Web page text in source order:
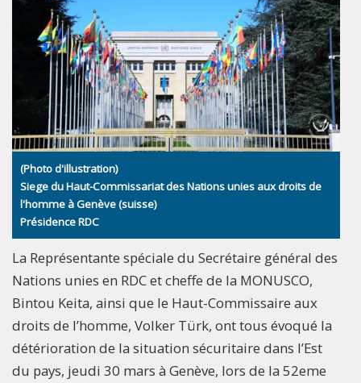
(Photo d'illustration)
Siege du Haut-Commissariat des Nations unies aux droits de
l'homme à Genève (suisse)
Présidence RDC
La Représentante spéciale du Secrétaire général des
Nations unies en RDC et cheffe de la MONUSCO,
Bintou Keita, ainsi que le Haut-Commissaire aux
droits de l’homme, Volker Türk, ont tous évoqué la
détérioration de la situation sécuritaire dans l’Est
du pays, jeudi 30 mars à Genève, lors de la 52eme